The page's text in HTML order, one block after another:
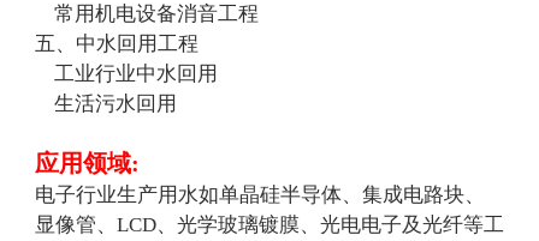
常用机电设备消音工程
五、中水回用工程
工业行业中水回用
生活污水回用
应用领域:
电子行业生产用水如单晶硅半导体、集成电路块、
显像管、LCD、光学玻璃镀膜、光电电子及光纤等工